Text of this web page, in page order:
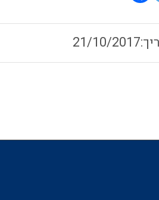
21/10/2017